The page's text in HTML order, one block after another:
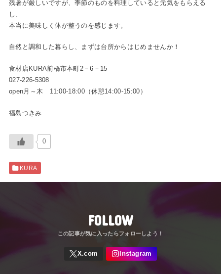
残暑が厳しいですが、季節のものを料理していると元気をもらえる
し、
本当に美味しく体が整うのを感じます。
自然と調和した暮らし、まずは台所からはじめませんか！
食材店KURA前橋市本町2－6－15
027-226-5308
open月～木 11:00-18:00（休憩14:00-15:00）
福島つきみ
0
KURA
FOLLOW